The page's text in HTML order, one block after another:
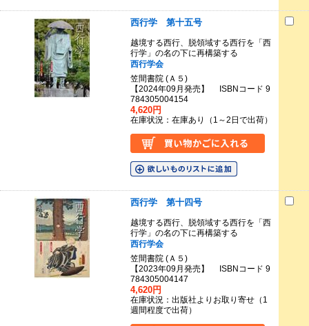
西行学 第十五号
越境する西行、脱領域する西行を「西
行学」の名の下に再構築する
西行学会
笠間書院 (Ａ５)
【2024年09月発売】 ISBNコード 9
784305004154
4,620円
在庫状況：在庫あり（1～2日で出荷）
西行学 第十四号
越境する西行、脱領域する西行を「西
行学」の名の下に再構築する
西行学会
笠間書院 (Ａ５)
【2023年09月発売】 ISBNコード 9
784305004147
4,620円
在庫状況：出版社よりお取り寄せ（1
週間程度で出荷）